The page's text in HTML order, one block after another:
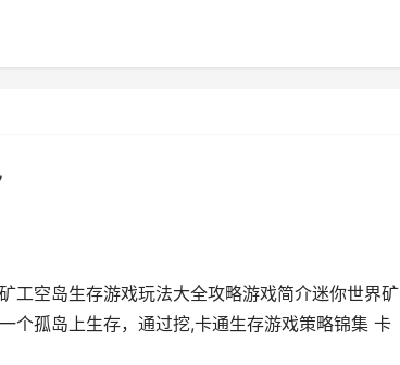
工空岛生存游戏玩法大全攻略游戏简介迷你世界矿
个孤岛上生存，通过挖,卡通生存游戏策略锦集 卡